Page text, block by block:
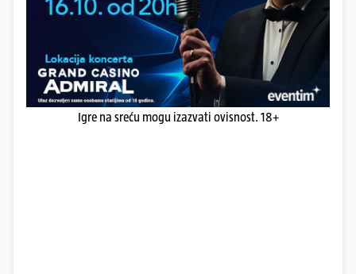
Igre na sreću mogu izazvati ovisnost. 18+